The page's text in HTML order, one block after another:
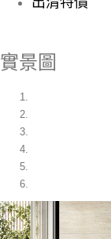
實景圖